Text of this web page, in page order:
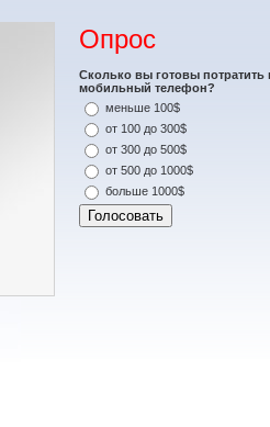
Опрос
Сколько вы готовы потратить
мобильный телефон?
меньше 100$
от 100 до 300$
от 300 до 500$
от 500 до 1000$
больше 1000$